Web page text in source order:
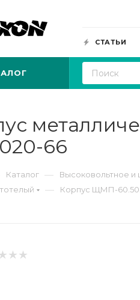
СТАТЬИ
66
Каталог — Высоковольтное
— Корпус ЩМП-